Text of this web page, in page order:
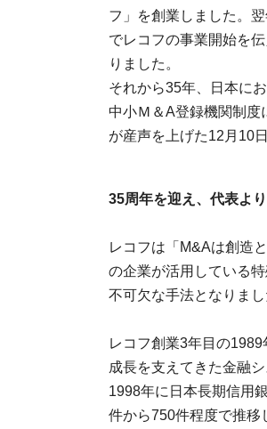
フ」を創業しました。
でレコフの事業開始を
りました。
それから35年、日本に
中小Ｍ＆A登録機関制度
が産声を上げた12月10
35周年を迎え、代表よ
レコフは「M&Aは創造
の企業が活用している
不可欠な手法となりまし
レコフ創業3年目の
成長を支えてきた金融
1998年に日本長期信用
件から750件程度で推移